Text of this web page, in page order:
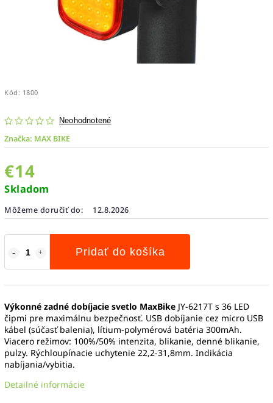
Kód: 1800
Neohodnotené
Značka: MAX BIKE
€14
Skladom
Môžeme doručiť do: 12.8.2026
Pridať do košíka
Výkonné zadné dobíjacie svetlo MaxBike JY-6217T s 36 LED
čipmi pre maximálnu bezpečnosť. USB dobíjanie cez micro USB
kábel (súčasť balenia), lítium-polymérová batéria 300mAh.
Viacero režimov: 100%/50% intenzita, blikanie, denné blikanie,
pulzy. Rýchloupínacie uchytenie 22,2-31,8mm. Indikácia
nabíjania/vybitia.
Detailné informácie